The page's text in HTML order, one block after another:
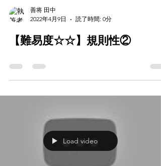
善将 田中
2022年4月9日
読了時間: 0分
【難易度☆☆】規則性②
Load video